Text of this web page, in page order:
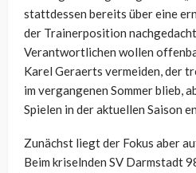
stattdessen bereits über eine
der Trainerposition
Verantwortlichen wollen
Karel Geraerts vermeiden, der
im vergangenen Sommer blieb,
Spielen in der aktuellen Saison
Zunächst liegt der Fokus aber
Beim kriselnden SV Darmstadt